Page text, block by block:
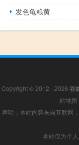
发色龟粮黄
Copyright © 2012 - 2026 谷
站地图
声明：本站内容来自互联网
本站仅为个